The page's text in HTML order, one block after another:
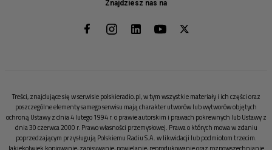
Znajdziesz nas na
Treści, znajdujące się w serwisie polskieradio.pl, w tym wszystkie materiały i ich części oraz
poszczególne elementy samego serwisu mają charakter utworów lub wytworów objętych
ochroną Ustawy z dnia 4 lutego 1994 r. o prawie autorskim i prawach pokrewnych lub Ustawy z
dnia 30 czerwca 2000 r. Prawo własności przemysłowej. Prawa o których mowa w zdaniu
poprzedzającym przysługują Polskiemu Radiu S.A. w likwidacji lub podmiotom trzecim.